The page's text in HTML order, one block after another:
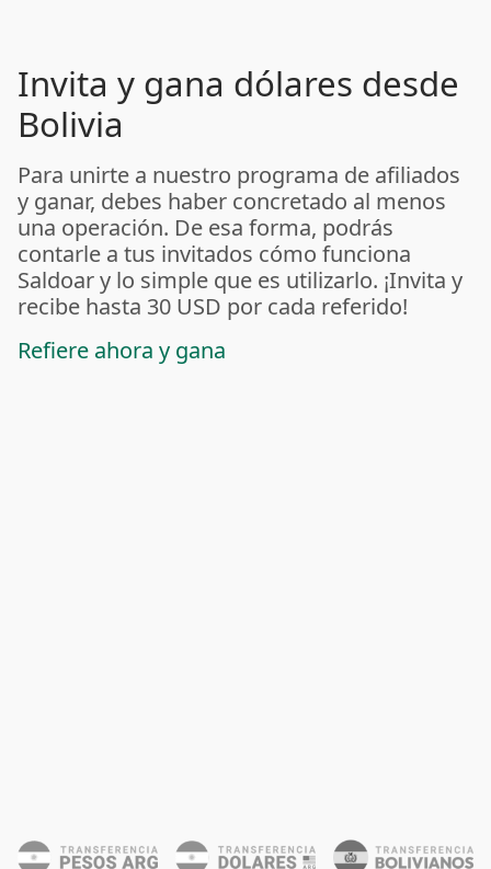
Invita y gana dólares desde
Bolivia
Para unirte a nuestro programa de afiliados
y ganar, debes haber concretado al menos
una operación. De esa forma, podrás
contarle a tus invitados cómo funciona
Saldoar y lo simple que es utilizarlo. ¡Invita y
recibe hasta 30 USD por cada referido!
Refiere ahora y gana